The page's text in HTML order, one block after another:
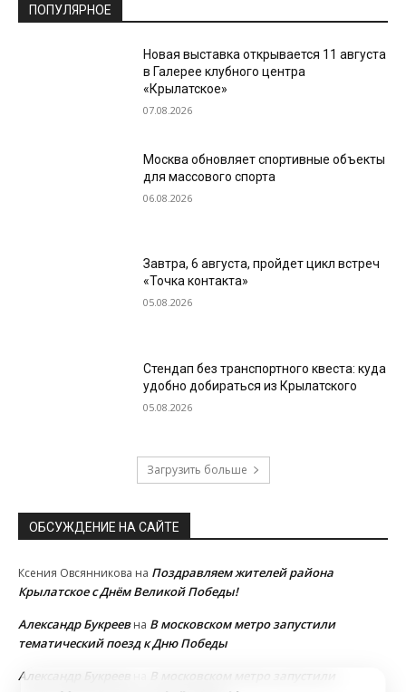
ПОПУЛЯРНОЕ
Новая выставка открывается 11 августа
в Галерее клубного центра
«Крылатское»
07.08.2026
Москва обновляет спортивные объекты
для массового спорта
06.08.2026
Завтра, 6 августа, пройдет цикл встреч
«Точка контакта»
05.08.2026
Стендап без транспортного квеста: куда
удобно добираться из Крылатского
05.08.2026
Загрузить больше
ОБСУЖДЕНИЕ НА САЙТЕ
Ксения Овсянникова на Поздравляем жителей района
Крылатское с Днём Великой Победы!
Александр Букреевна В московском метро запустили
тематический поезд к Дню Победы
Александр Букреев
В московском метро запустили